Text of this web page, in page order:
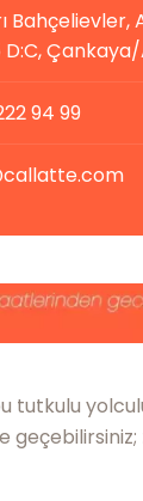
Bahçelievler,
D:C,
94 99
tutkulu